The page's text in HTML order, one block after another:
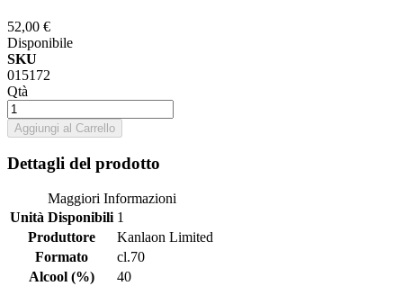
52,00 €
Disponibile
SKU
015172
Qtà
Aggiungi al Carrello
Dettagli del prodotto
Maggiori Informazioni
Unità Disponibili 1
Produttore
Kanlaon Limited
Formato
cl.70
Alcool (%)
40